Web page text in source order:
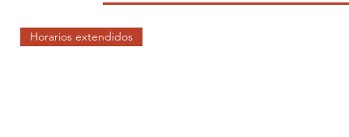
Horarios extendidos